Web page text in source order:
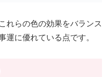
れらの色の効果をバランス
運に優れている点です。